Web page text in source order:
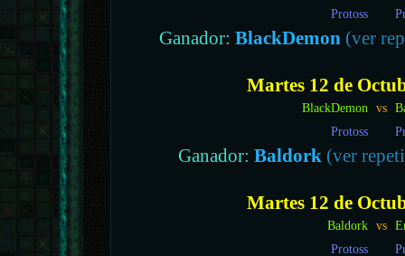
Protoss
Ganador: BlackDemon (ver
Martes 12 de
BlackDemon vs
Protoss
Ganador: Baldork (ver
Martes 12 de
Baldork vs
Protoss